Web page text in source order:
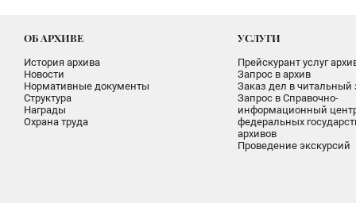
ОБ АРХИВЕ
История архива
Новости
Нормативные документы
Структура
Награды
Охрана труда
УСЛУГИ
Прейскурант услуг
Запрос в архив
Заказ дел в читальный
Запрос в Справочно-
информационный
федеральных
архивов
Проведение экскурсий